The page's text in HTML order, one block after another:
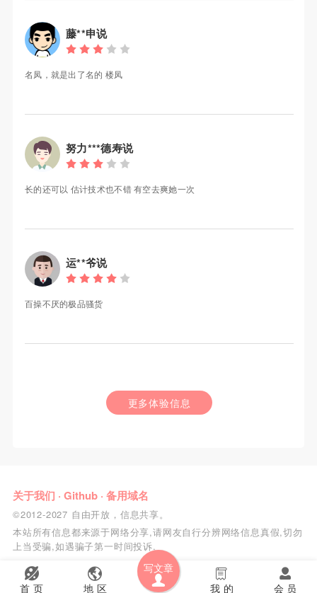
首 页 地 区
写文章
会 员
我 的
藤**申说
名凤，就是出了名的 楼凤
努力***德寿说
长的还可以 估计技术也不错 有空去爽她一次
运**爷说
百操不厌的极品骚货
更多体验信息
关于我们 · Github· 备用域名
©2012-2027 自由开放，信息共享。
本站所有信息都来源于网络分享,请网友自行分辨网络信息真假,切勿
上当受骗,如遇骗子第一时间投诉.